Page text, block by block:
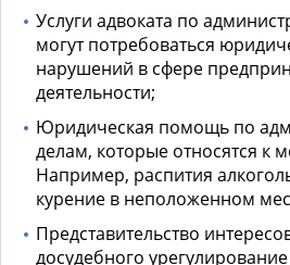
Услуги адвоката по
могут потребоваться
нарушений в сфере
деятельности;
Юридическая помощь по
делам, которые относятся к
Например, распития
курение в неположенном
Представительство
досудебного